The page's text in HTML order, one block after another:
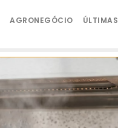
AGRONEGÓCIO ÚLTIMAS